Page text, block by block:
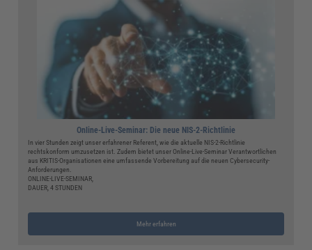
Online-Live-Seminar: Die neue NIS-2-Richtlinie
In vier Stunden zeigt unser erfahrener Referent, wie die aktuelle NIS-2-Richtlinie
rechtskonform umzusetzen ist. Zudem bietet unser Online-Live-Seminar Verantwortlichen
aus KRITIS-Organisationen eine umfassende Vorbereitung auf die neuen Cybersecurity-
Anforderungen.
ONLINE-LIVE-SEMINAR,
DAUER, 4 STUNDEN
Mehr erfahren